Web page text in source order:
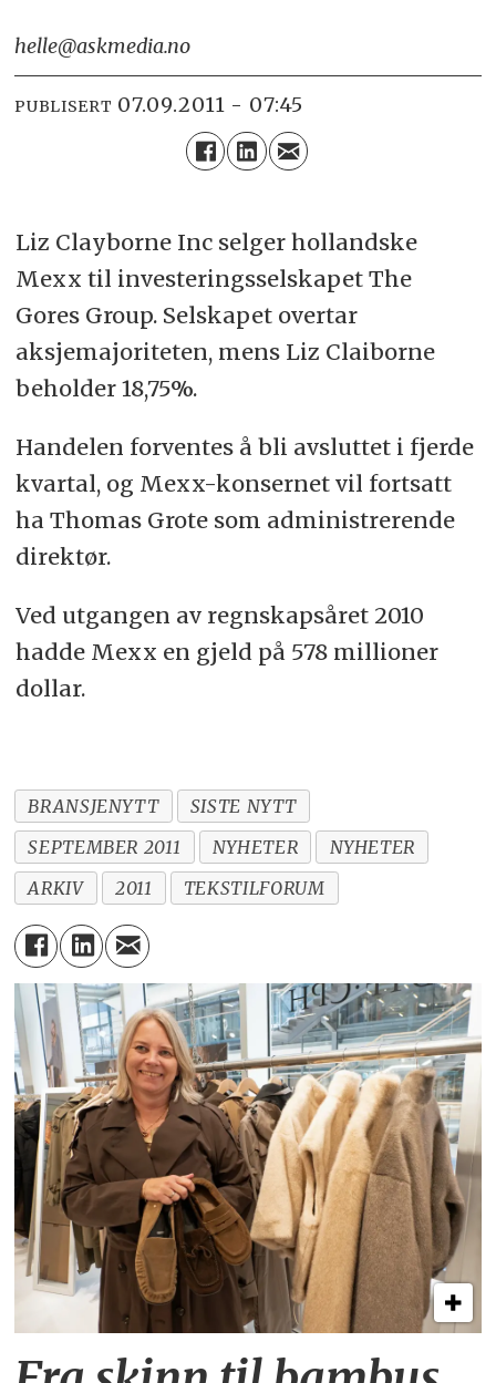
helle@askmedia.no
PUBLISERT 07.09.2011 - 07:45
Liz Clayborne Inc selger hollandske
Mexx til investeringsselskapet The
Gores Group. Selskapet overtar
aksjemajoriteten, mens Liz Claiborne
beholder 18,75%.
Handelen forventes å bli avsluttet i fjerde
kvartal, og Mexx-konsernet vil fortsatt
ha Thomas Grote som administrerende
direktør.
Ved utgangen av regnskapsåret 2010
hadde Mexx en gjeld på 578 millioner
dollar.
BRANSJENYTT
SISTE NYTT
SEPTEMBER 2011
NYHETER
NYHETER
ARKIV
2011 TEKSTILFORUM